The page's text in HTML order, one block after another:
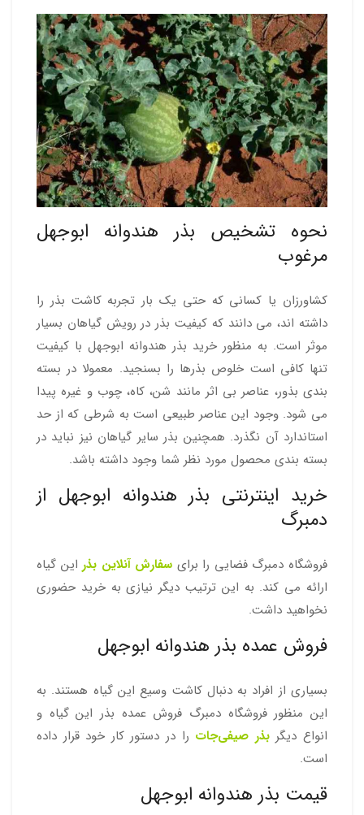
نحوه تشخیص بذر هندوانه ابوجهل
مرغوب
کشاورزان یا کسانی که حتی یک بار تجربه کاشت بذر را
داشته اند، می دانند که کیفیت بذر در رویش گیاهان بسیار
موثر است. به منظور خرید بذر هندوانه ابوجهل با کیفیت
تنها کافی است خلوص بذرها را بسنجید. معمولا در بسته
بندی بذور، عناصر بی اثر مانند شن، کاه، چوب و غیره پیدا
می شود. وجود این عناصر طبیعی است به شرطی که از حد
استاندارد آن نگذرد. همچنین بذر سایر گیاهان نیز نباید در
بسته بندی محصول مورد نظر شما وجود داشته باشد.
خرید اینترنتی بذر هندوانه ابوجهل از
دمبرگ
فروشگاه دمبرگ فضایی را برای سفارش آنلاین بذراین گیاه
ارائه می کند. به این ترتیب دیگر نیازی به خرید حضوری
نخواهید داشت.
فروش عمده بذر هندوانه ابوجهل
بسیاری از افراد به دنبال کاشت وسیع این گیاه هستند. به
این منظور فروشگاه دمبرگ فروش عمده بذر این گیاه و
انواع دیگربذر صیفی‌جات را در دستور کار خود قرار داده
است.
قیمت بذر هندوانه ابوجهل